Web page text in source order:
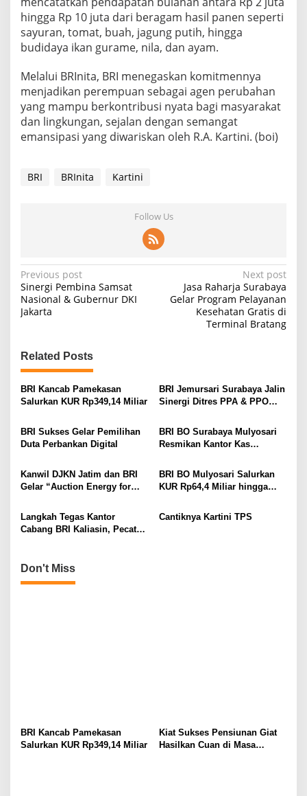
hingga Rp 10 juta dari beragam hasil panen seperti
sayuran, tomat, buah, jagung putih, hingga
budidaya ikan gurame, nila, dan ayam.
Melalui BRInita, BRI menegaskan komitmennya
menjadikan perempuan sebagai agen perubahan
yang mampu berkontribusi nyata bagi masyarakat
dan lingkungan, sejalan dengan semangat
emansipasi yang diwariskan oleh R.A. Kartini. (boi)
BRI BRInita Kartini
Follow Us
P
o
s
n
a
v
g
a
t
i
o
n
Previous post
Sinergi Pembina Samsat
Nasional & Gubernur DKI
Jakarta
Next post
Jasa Raharja Surabaya
Gelar Program Pelayanan
Kesehatan Gratis di
Terminal Bratang
Related Posts
BRI Kancab Pamekasan
Salurkan KUR Rp349,14 Miliar
BRI Jemursari Surabaya Jalin
Sinergi Ditres PPA & PPO
BRI Sukses Gelar Pemilihan
Duta Perbankan Digital
BRI BO Surabaya Mulyosari
Resmikan Kantor Kas
Kanwil DJKN Jatim dan BRI
Gelar “Auction Energy for
BRI BO Mulyosari Salurkan
KUR Rp64,4 Miliar hingga
Langkah Tegas Kantor
Cabang BRI Kaliasin, Pecat
Cantiknya Kartini TPS
Don't Miss
BRI Kancab Pamekasan
Salurkan KUR Rp349,14 Miliar
Kiat Sukses Pensiunan Giat
Hasilkan Cuan di Masa